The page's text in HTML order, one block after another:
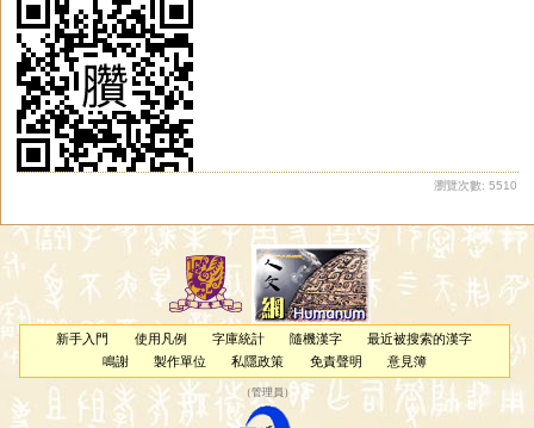
瀏覽次數: 5510
新手入門 使用凡例 字庫統計 隨機漢字
最近被搜索的漢字
鳴謝
製作單位 私隱政策 免責聲明 意見簿
（管理員 ）